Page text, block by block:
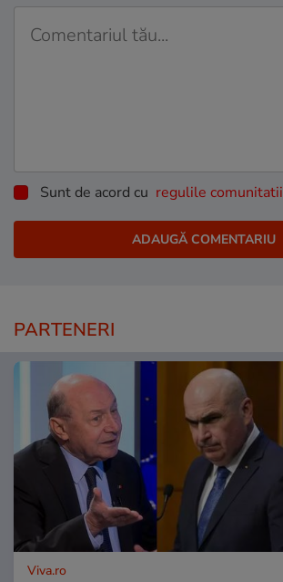
Sunt de acord cu regulile comunitatii
PARTENERI
Viva.ro